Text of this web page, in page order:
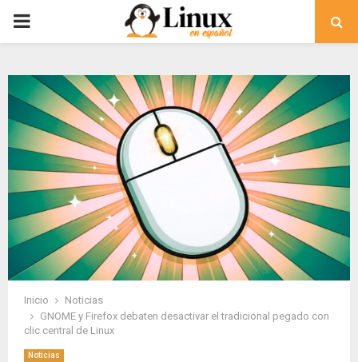
PRIMARY
Inicio
Noticias
GNOME y Firefox debaten desactivar el tradicional pegado con
clic central de Linux
Noticias